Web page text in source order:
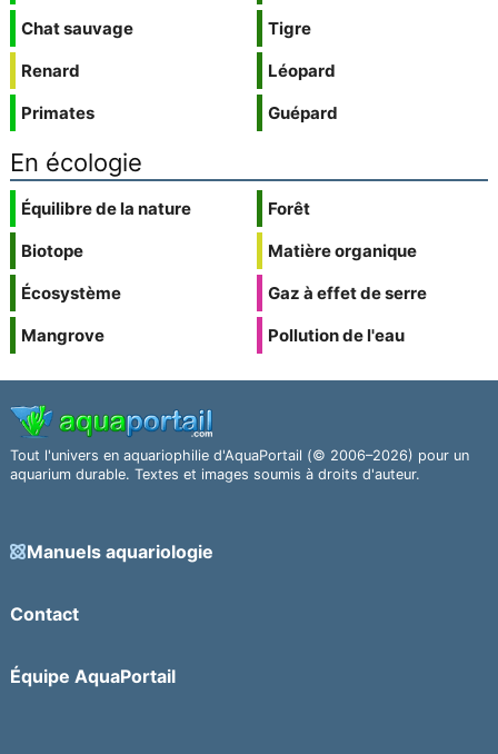
Chat sauvage
Renard
Primates
Tigre
Léopard
Guépard
En écologie
Équilibre de la nature
Biotope
Écosystème
Mangrove
Forêt
Matière organique
Gaz à effet de serre
Pollution de l'eau
Tout l'univers en aquariophilie d'AquaPortail (© 2006–2026) pour un
aquarium durable. Textes et images soumis à droits d'auteur.
Manuels aquariologie
Contact
Équipe AquaPortail